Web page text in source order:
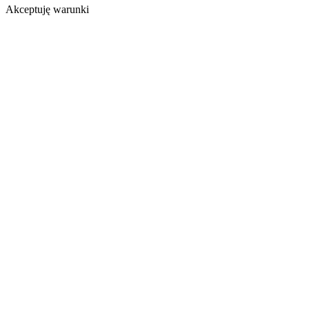
Akceptuję warunki